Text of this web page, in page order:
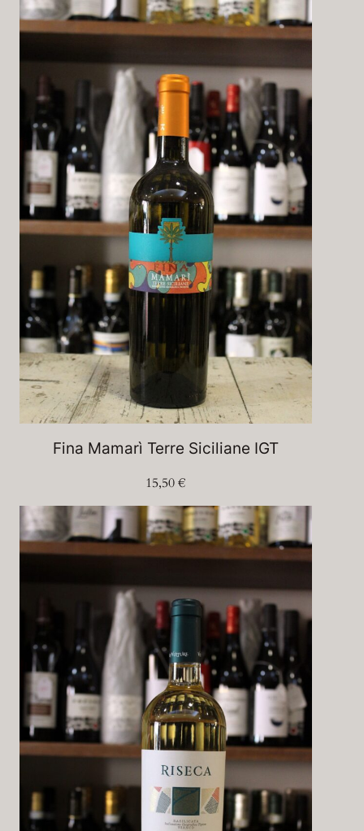
Fina Mamarì Terre Siciliane IGT
15,50€